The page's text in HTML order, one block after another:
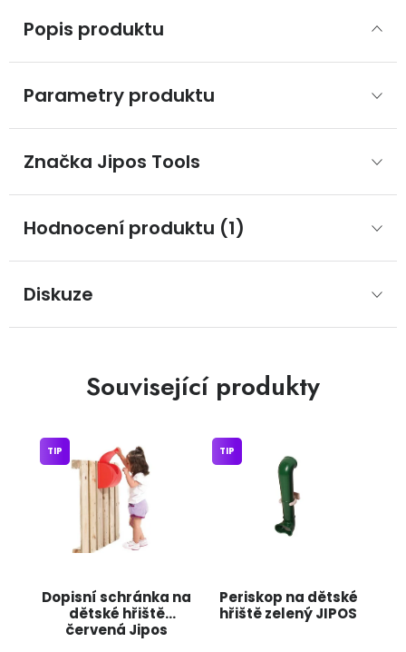
Popis produktu
Parametry produktu
Značka Jipos Tools
Hodnocení produktu (1)
Diskuze
Související produkty
Dopisní schránka na
dětské hřiště
červená Jipos
TIP
Periskop na dětské
hřiště zelený JIPOS
TIP